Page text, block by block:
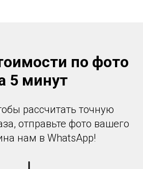
по фото
5 минут
рассчитать точную
отправьте фото вашего
нам в WhatsApp!